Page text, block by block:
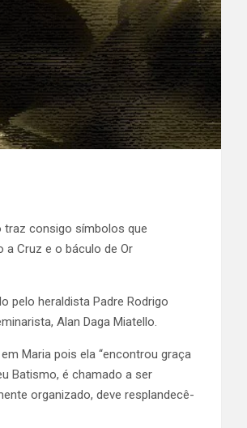
traz consigo símbolos que
Cruz e o báculo de Or
pelo heraldista Padre Rodrigo
Alan Daga Miatello.
Maria pois ela ‘‘encontrou graça
Batismo, é chamado a ser
organizado, deve resplandecê-